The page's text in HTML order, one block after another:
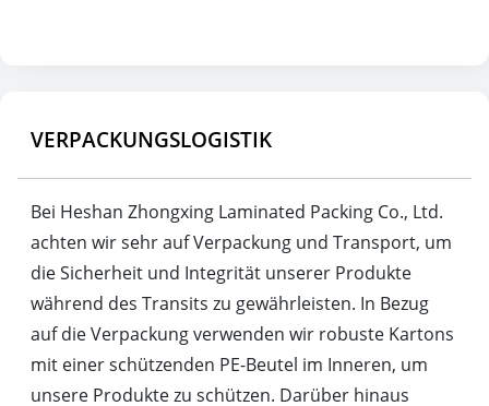
VERPACKUNGSLOGISTIK
Bei Heshan Zhongxing Laminated Packing Co., Ltd.
achten wir sehr auf Verpackung und Transport, um
die Sicherheit und Integrität unserer Produkte
während des Transits zu gewährleisten. In Bezug
auf die Verpackung verwenden wir robuste Kartons
mit einer schützenden PE-Beutel im Inneren, um
unsere Produkte zu schützen. Darüber hinaus